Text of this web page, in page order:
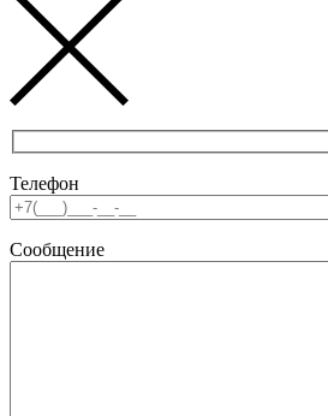
Телефон
Сообщение